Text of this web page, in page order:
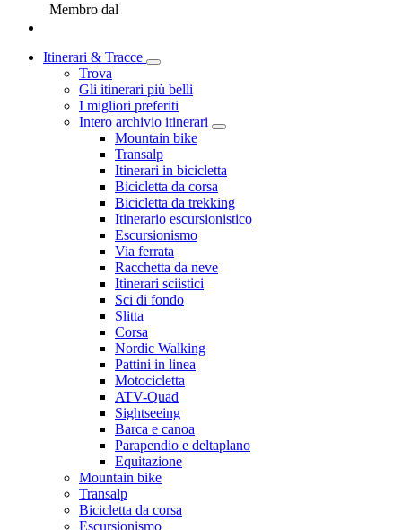
Membro dal
Itinerari & Tracce
Trova
Gli itinerari più belli
I migliori preferiti
Intero archivio itinerari
Mountain bike
Transalp
Itinerari in bicicletta
Bicicletta da corsa
Bicicletta da trekking
Itinerario escursionistico
Escursionismo
Via ferrata
Racchetta da neve
Itinerari sciistici
Sci di fondo
Slitta
Corsa
Nordic Walking
Pattini in linea
Motocicletta
ATV-Quad
Sightseeing
Barca e canoa
Parapendio e deltaplano
Equitazione
Mountain bike
Transalp
Bicicletta da corsa
Escursionismo